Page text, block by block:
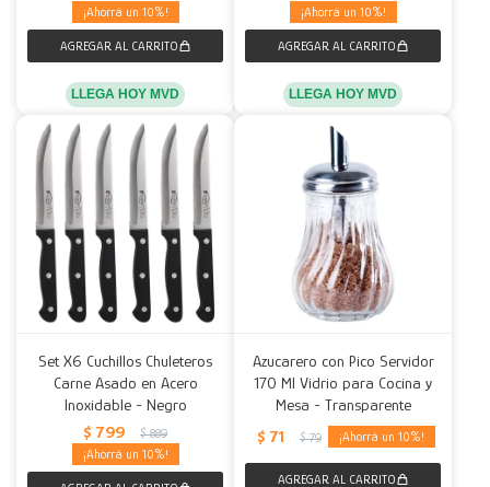
10
LLEGA HOY MVD
10
LLEGA HOY MVD
Set X6 Cuchillos Chuleteros
Carne Asado en Acero
Inoxidable - Negro
$ 799 $ 889
10
Azucarero con Pico Servidor
170 Ml Vidrio para Cocina y
Mesa - Transparente
$ 71 $ 79 10